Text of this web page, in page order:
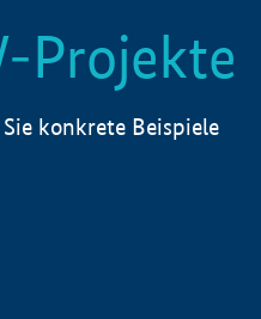
Projekte
konkrete Beispiele